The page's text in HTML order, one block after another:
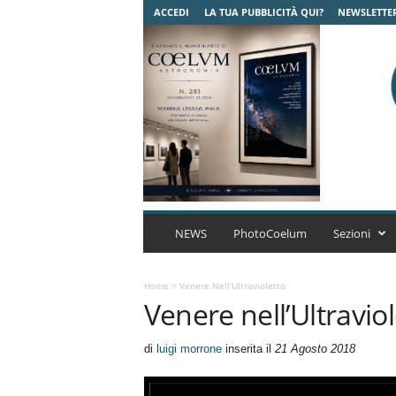
ACCEDI LA TUA PUBBLICITÀ QUI?
C
A
r
NEWS PhotoCoelum Sezioni
Home > Venere Nell’Ultravioletto
Venere
di luigi morroneinserita il 21 Agosto 2018